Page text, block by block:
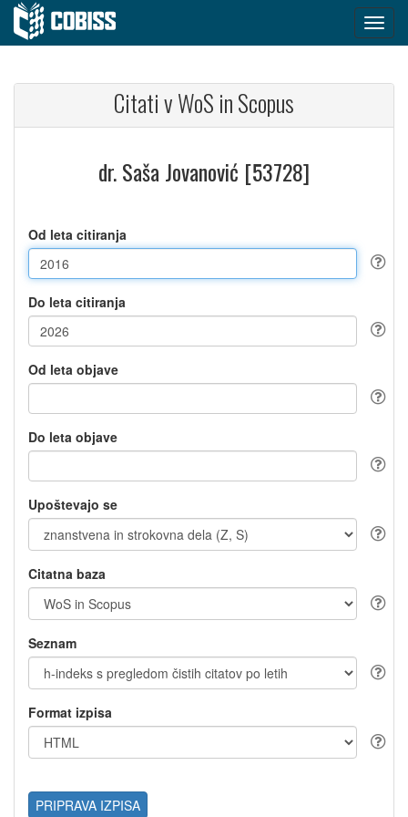
Citati v WoS in Scopus
dr. Saša Jovanović [53728]
Od leta citiranja
Do leta citiranja
Od leta objave
Do leta objave
Upoštevajo se
Citatna baza
Seznam
Format izpisa
PRIPRAVA IZPISA